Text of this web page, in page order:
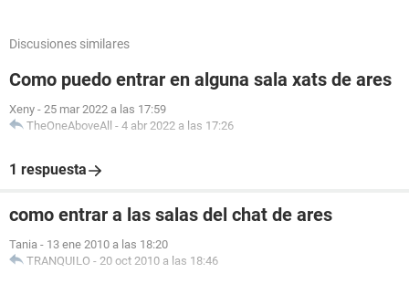
Discusiones similares
Como puedo entrar en alguna sala xats de ares
Xeny - 25 mar 2022 a las 17:59
TheOneAboveAll - 4 abr 2022 a las 17:26
1 respuesta
como entrar a las salas del chat de ares
Tania - 13 ene 2010 a las 18:20
TRANQUILO - 20 oct 2010 a las 18:46